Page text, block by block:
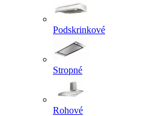
Podskrinkové
Stropné
Rohové